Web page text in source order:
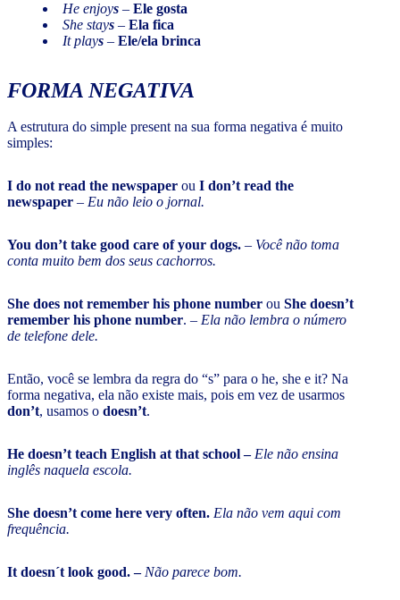
He enjoys – Ele gosta
She stays – Ela fica
It plays – Ele/ela brinca
FORMA NEGATIVA
A estrutura do simple present na sua forma negativa é muito
simples:
I do not read the newspaper ou I don’t read the
newspaper – Eu não leio o jornal.
You don’t take good care of your dogs. – Você não toma
conta muito bem dos seus cachorros.
She does not remember his phone number ou She doesn’t
remember his phone number. – Ela não lembra o número
de telefone dele.
Então, você se lembra da regra do “s” para o he, she e it? Na
forma negativa, ela não existe mais, pois em vez de usarmos
don’t, usamos o doesn’t.
He doesn’t teach English at that school – Ele não ensina
inglês naquela escola.
She doesn’t come here very often. Ela não vem aqui com
frequência.
It doesn´t look good. – Não parece bom.